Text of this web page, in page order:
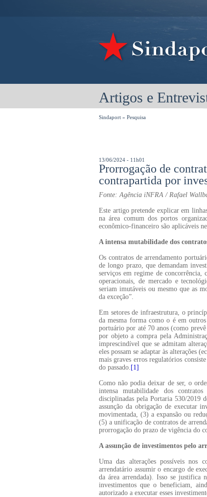
Artigos e
Sindaport » Pesquisa
13/06/2024 - 11h01
Prorrogação de
contrapartida por
Fonte: Agência iNFRA / Rafael
Este artigo pretende explicar em
na área comum dos portos
econômico-financeiro são aplicáveis
A intensa mutabilidade dos
Os contratos de arrendamento
de longo prazo, que demandam
serviços em regime de concorrência,
operacionais, de mercado e
seriam imutáveis ou mesmo que as
da exceção”.
Em setores de infraestrutura, o
da mesma forma como o é em
portuário por até 70 anos (como
por objeto a compra pela
imprescindível que se admitam
eles possam se adaptar às alterações
mais graves erros regulatórios
do passado. [1]
Como não podia deixar de ser, o
intensa mutabilidade dos
disciplinadas pela Portaria 530/2019
assunção da obrigação de executar
movimentada, (3) a expansão ou
(5) a unificação de contratos de
prorrogação do prazo de vigência do
A assunção de investimentos pelo
Uma das alterações possíveis nos
arrendatário assumir o encargo de
da área arrendada). Isso se justifica
investimentos que o beneficiam,
autorizado a executar esses